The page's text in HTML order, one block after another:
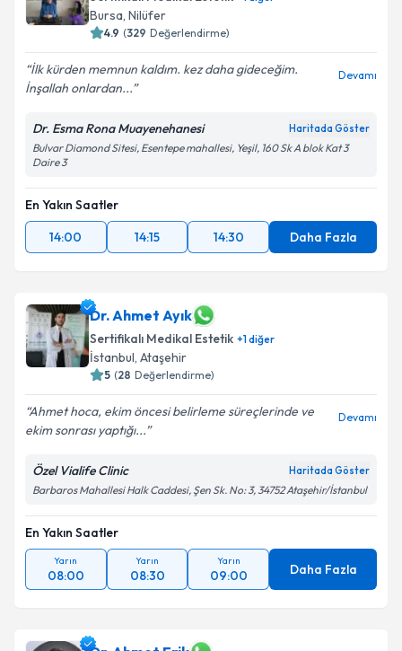
Bursa, Nilüfer
4.9 (329 Değerlendirme)
İlk kürden memnun kaldım. kez daha gideceğim.
İnşallah onlardan...
Devamı
Dr. Esma Rona Muayenehanesi Haritada Göster
Bulvar Diamond Sitesi, Esentepe mahallesi, Yeşil, 160 Sk A blok Kat 3
Daire 3
En Yakın Saatler
14:00
14:15 14:30 Daha Fazla
Dr. Ahmet Ayık
Sertifikalı Medikal Estetik +1diğer
İstanbul, Ataşehir
5 (28 Değerlendirme)
Ahmet hoca, ekim öncesi belirleme süreçlerinde ve
ekim sonrası yaptığı...
Devamı
Özel Vialife Clinic Haritada Göster
Barbaros Mahallesi Halk Caddesi, Şen Sk. No: 3, 34752 Ataşehir/İstanbul
En Yakın Saatler
Yarın
08:00
Yarın
08:30
Yarın
09:00 Daha Fazla